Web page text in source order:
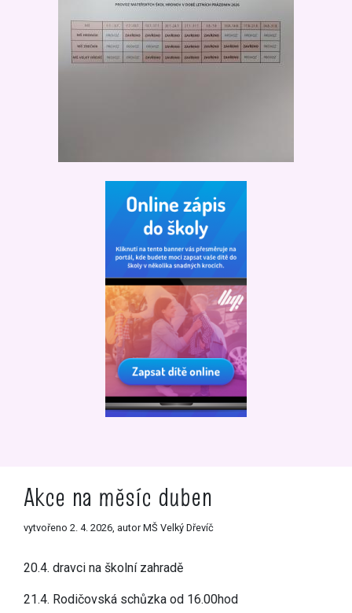
Akce na měsíc duben
vytvořeno 2. 4. 2026, autor MŠ Velký Dřevíč
20.4. dravci na školní zahradě
21.4. Rodičovská schůzka od 16.00hod